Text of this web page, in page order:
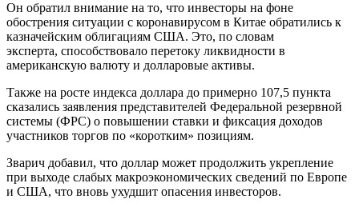
Он обратил внимание на то, что инвесторы на фоне
обострения ситуации с коронавирусом в Китае обратились к
казначейским облигациям США. Это, по словам
эксперта, способствовало перетоку ликвидности в
американскую валюту и долларовые активы.
Также на росте индекса доллара до примерно 107,5 пункта
сказались заявления представителей Федеральной резервной
системы (ФРС) о повышении ставки и фиксация доходов
участников торгов по «коротким» позициям.
Зварич добавил, что доллар может продолжить укрепление
при выходе слабых макроэкономических сведений по Европе
и США, что вновь ухудшит опасения инвесторов.